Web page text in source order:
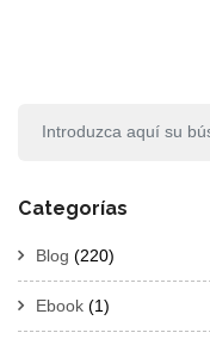
Categorías
Blog (220)
Ebook (1)